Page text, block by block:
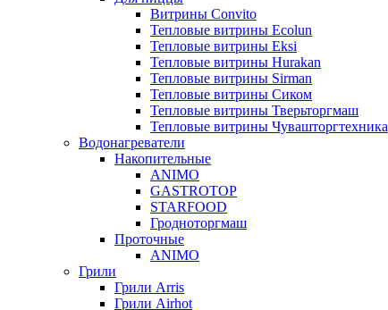
Витрины Convito
Тепловые витрины Ecolun
Тепловые витрины Eksi
Тепловые витрины Hurakan
Тепловые витрины Sirman
Тепловые витрины Сиком
Тепловые витрины Тверьторгмаш
Тепловые витрины Чувашторгтехника
Водонагреватели
Накопительные
ANIMO
GASTROTOP
STARFOOD
Гродноторгмаш
Проточные
ANIMO
Грили
Грили Arris
Грили Airhot